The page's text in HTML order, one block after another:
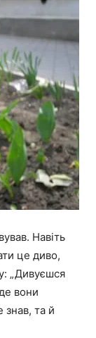
Навіть
це диво,
„Дивуєшся
вони
знав, та й